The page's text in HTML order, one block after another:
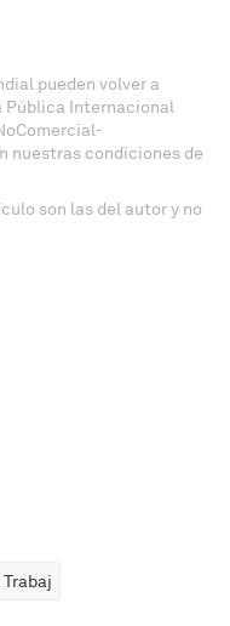
pueden volver a
Pública Internacional
nuestras condiciones de
son las del autor y no